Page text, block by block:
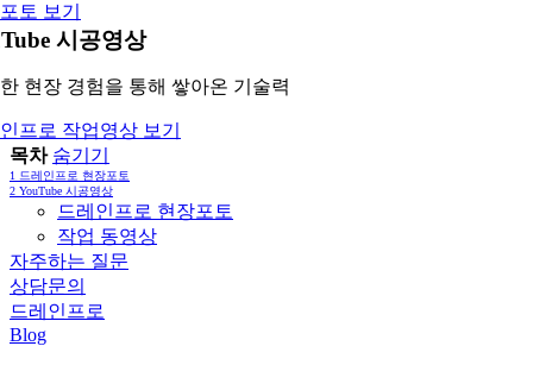
토 보기
시공영상
현장 경험을 통해 쌓아온 기술력
프로 작업영상 보기
목차 숨기기
1 드레인프로 현장포토
2 YouTube 시공영상
드레인프로 현장포토
작업 동영상
자주하는 질문
상담문의
드레인프로
Blog